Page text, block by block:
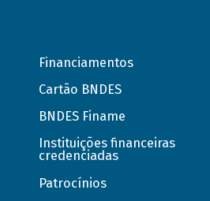
Financiamentos
Cartão BNDES
BNDES Finame
Instituições financeiras
credenciadas
Patrocínios